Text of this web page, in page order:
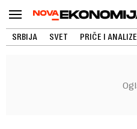
SRBIJA SVET PRIČE I ANALIZE